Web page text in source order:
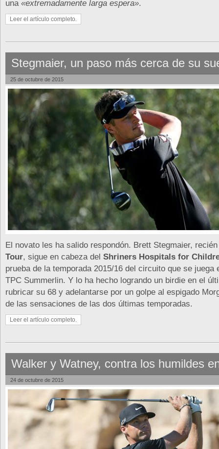
una «extremadamente larga espera».
Leer el artículo completo.
Stegmaier, un paso más cerca de su
25 de octubre de 2015
El novato les ha salido respondón. Brett Stegmaier,
Tour, sigue en cabeza del Shriners Hospitals for
prueba de la temporada 2015/16 del circuito que se juega
TPC Summerlin. Y lo ha hecho logrando un birdie en el
rubricar su 68 y adelantarse por un golpe al espigado
de las sensaciones de las dos últimas temporadas.
Leer el artículo completo.
Walker y Watney, contra los humildes
24 de octubre de 2015